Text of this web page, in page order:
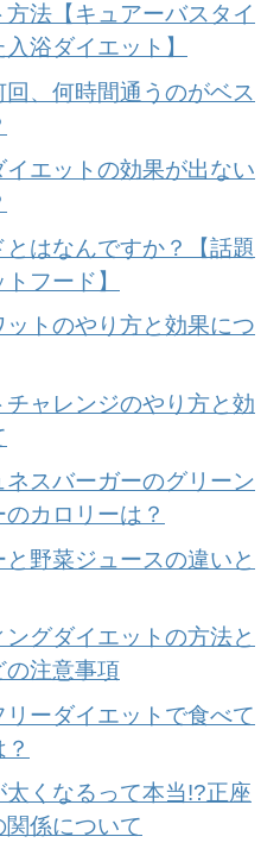
方法【キュアーバスタイ
浴ダイエット】
回、何時間通うのがベス
イエットの効果が出ない
とはなんですか？【話題
フード】
ットのやり方と効果につ
チャレンジのやり方と効
ネスバーガーのグリーン
カロリーは？
と野菜ジュースの違いと
ングダイエットの方法と
の注意事項
リーダイエットで食べて
太くなるって本当!?正座
関係について